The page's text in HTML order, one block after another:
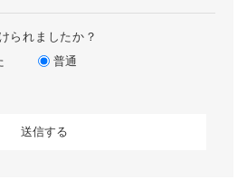
られましたか？
普通